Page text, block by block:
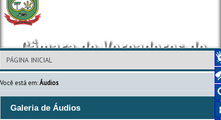
Câmara de Vereadores de
Campos Novos
Você está em:Áudios
Galeria de Áudios